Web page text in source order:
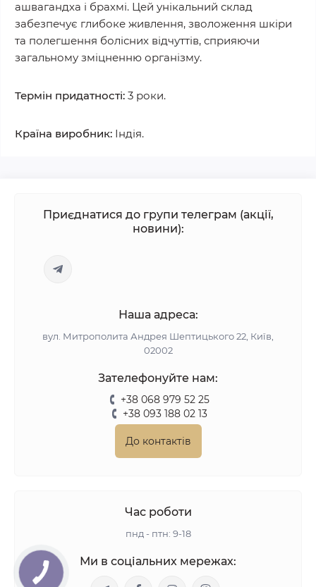
ашвагандха і брахмі. Цей унікальний склад
забезпечує глибоке живлення, зволоження шкіри
та полегшення болісних відчуттів, сприяючи
загальному зміцненню організму.
Термін придатності: 3 роки.
Країна виробник: Індія.
Приєднатися до групи телеграм (акції,
новини):
Наша адреса:
вул. Митрополита Андрея Шептицького 22, Київ,
02002
Зателефонуйте нам:
+38 068 979 52 25
+38 093 188 02 13
До контактів
Час роботи
пнд - птн: 9-18
Ми в соціальних мережах: